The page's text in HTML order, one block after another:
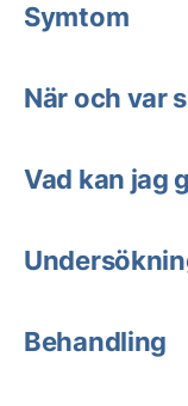
Symtom
När och var
Vad kan jag
Behandling